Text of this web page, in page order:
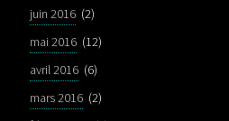
juin 2016 (2)
mai 2016 (12)
avril 2016 (6)
mars 2016 (2)